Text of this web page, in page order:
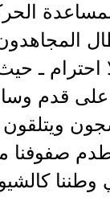
ـ حيث
على قدم
صفوفنا
وطننا